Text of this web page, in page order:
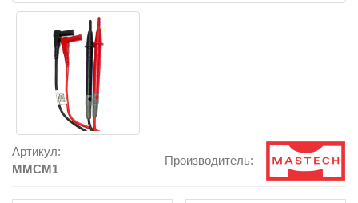
Артикул:
MMCM1
Производитель: